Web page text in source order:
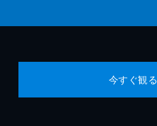
今すぐ観る